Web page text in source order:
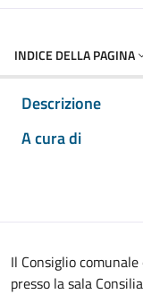
INDICE DELLA PAGINA
Descrizione
A cura di
Il Consiglio
presso la sala